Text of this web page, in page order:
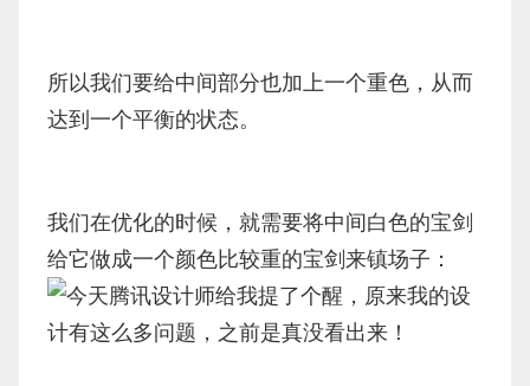
所以我们要给中间部分也加上一个重色，从而
达到一个平衡的状态。
我们在优化的时候，就需要将中间白色的宝剑
给它做成一个颜色比较重的宝剑来镇场子：